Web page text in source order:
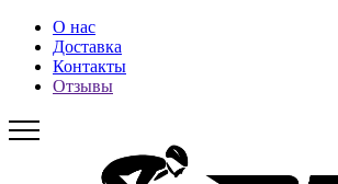
О нас
Доставка
Контакты
Отзывы